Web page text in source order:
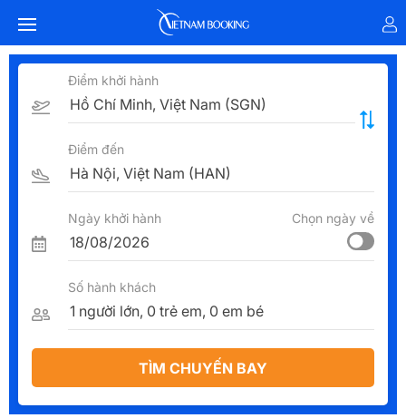
Điểm khởi hành
Điểm đến
Ngày khởi hành Chọn ngày về
Số hành khách
TÌM CHUYẾN BAY